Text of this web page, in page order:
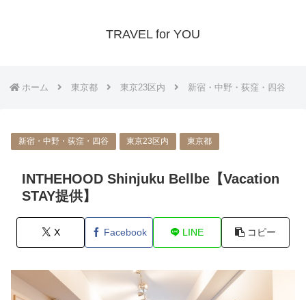
TRAVEL for YOU
ホーム 東京都 東京23区内 新宿・中野・荻窪・四谷
新宿・中野・荻窪・四谷 東京23区内 東京都
INTHEHOOD Shinjuku Bellbe【Vacation
STAY提供】
X Facebook LINE コピー